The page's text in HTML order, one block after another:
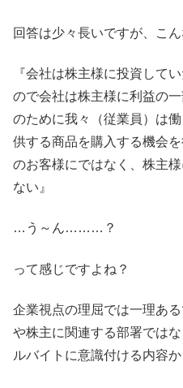
回答は少々長いですが、こん
『会社は株主様に投資して
ので会社は株主様に利益の
のために我々（従業員）は
供する商品を購入する機会
のお客様にではなく、株主
ない』
…う～ん………？
って感じですよね？
企業視点の理屈では一理あ
や株主に関連する部署では
ルバイトに意識付ける内容